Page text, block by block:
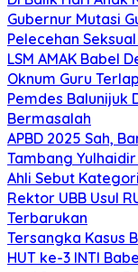
Gubernur Mutasi
Pelecehan
LSM AMAK Babel
Oknum Guru
Pemdes Balunijuk
Bermasalah
APBD 2025 Sah,
Tambang Yulhaidir
Ahli Sebut
Rektor UBB Usul
Terbarukan
Tersangka Kasus
HUT ke-3 INTI